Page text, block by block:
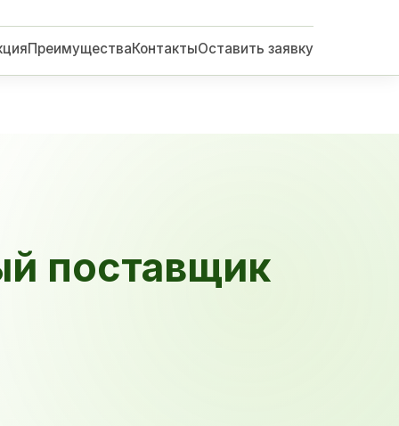
ПреимуществаКонтактыОставить заявку
поставщик